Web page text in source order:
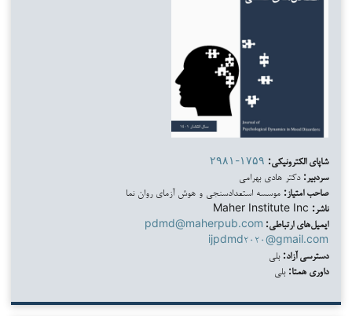
شاپای الکترونیکی: ۲۹۸۱-۱۷۵۹
سردبیر: دکتر هادی بهرامی
صاحب امتیاز: موسسه استعدادسنجی و هوش آزمای روان نما
ناشر:
ایمیل‌های ارتباطی: pdmd@maherpub.com
ijpdmd۲۰۲۰@gmail.com
دسترسی آزاد: بلی
داوری همتا: بلی